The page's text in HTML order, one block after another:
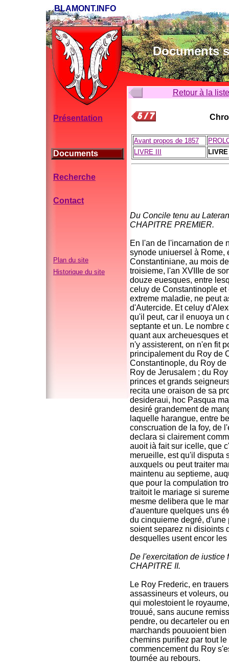
BLAMONT.INFO
Documents
Présentation
Documents
Recherche
Contact
Plan du site
Historique du site
Retour à la
Avant propos de 1857
LIVRE III
Du Concile tenu au
CHAPITRE PREMIER.
En l'an de l'incarnation de
synode uniuersel à Rome,
Constantiniane, au mois
troisieme, l'an XVIIIe de
douze euesques, entre
celuy de Constantinople
extreme maladie, ne peut
d'Autercide. Et celuy
qu'il peut, car il enuoya un
septante et un. Le nombre
quant aux archeuesques
n'y assisterent, on n'en fit
principalement du Roy de
Constantinople, du Roy
Roy de Jerusalem ; du
princes et grands
recita une oraison de sa
desideraui, hoc Pasqua
desiré grandement de
laquelle harangue, entre
conscruation de la foy, de
declara si clairement
auoit ià fait sur icelle, que
merueille, est qu'il disputa
auxquels ou peut traiter
maintenu au septieme,
que pour la compulation
traitoit le mariage si
mesme delibera que le
d'auenture quelques uns
du cinquieme degré, d'une
soient separez ni disioints
desquelles usent encor
De l'exercitation de iustice
CHAPITRE II.
Le Roy Frederic, en
assassineurs et voleurs,
qui molestoient le
trouué, sans aucune
pendre, ou decarteler ou
marchands pouuoient
chemins purifiez par tout
commencement du Roy
tournée au rebours.